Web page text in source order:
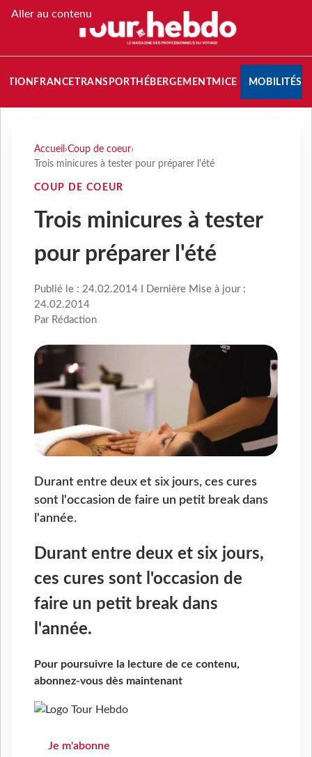
Aller au contenu
FRANCETRANSPORT HÉBERGEMENTMICE MOBILITÉS
Accueil ›Coup de coeur›
Trois minicures à tester pour préparer l'été
COUP DE COEUR
Trois minicures à tester
pour préparer l'été
Publié le : 24.02.2014 I Dernière Mise à jour :
24.02.2014
Par Rédaction
Durant entre deux et six jours, ces cures
sont l'occasion de faire un petit break dans
l'année.
Durant entre deux et six jours,
ces cures sont l'occasion de
faire un petit break dans
l'année.
Pour poursuivre la lecture de ce contenu,
abonnez-vous dès maintenant
Je m'abonne